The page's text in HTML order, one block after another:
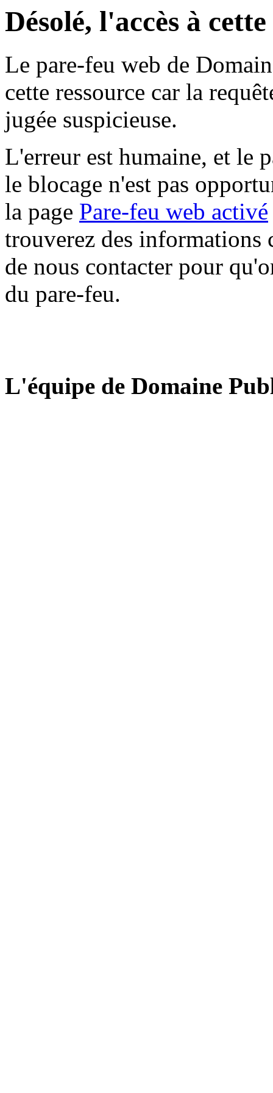
Désolé, l'accès à
Le pare-feu web de
cette ressource car la
jugée suspicieuse.
L'erreur est humaine, et le
le blocage n'est pas
la page Pare-feu web activé
trouverez des informations
de nous contacter pour
du pare-feu.
L'équipe de Domaine